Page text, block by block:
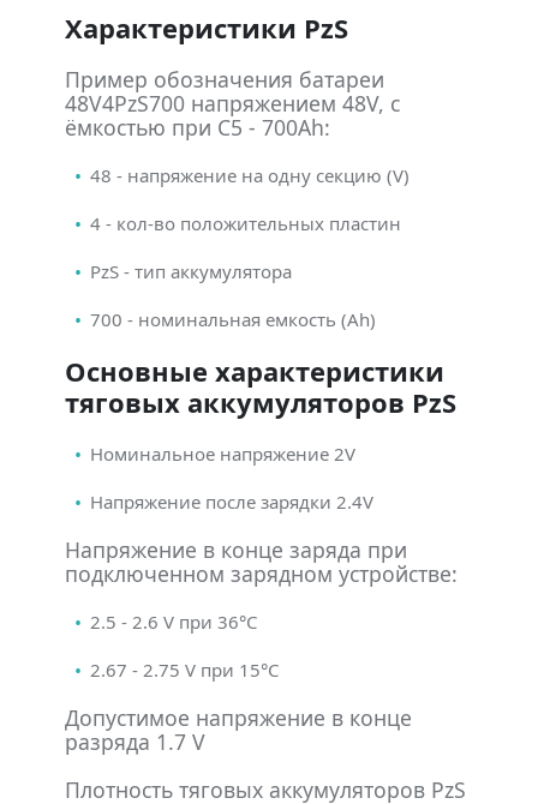
Характеристики PzS
Пример обозначения батареи
48V4PzS700 напряжением 48V, с
ёмкостью при C5 - 700Ah:
48 - напряжение на одну секцию (V)
4 - кол-во положительных пластин
PzS - тип аккумулятора
700 - номинальная емкость (Ah)
Основные характеристики
тяговых аккумуляторов PzS
Номинальное напряжение 2V
Напряжение после зарядки 2.4V
Напряжение в конце заряда при
подключенном зарядном устройстве:
2.5 - 2.6 V при 36°С
2.67 - 2.75 V при 15°С
Допустимое напряжение в конце
разряда 1.7 V
Плотность тяговых аккумуляторов PzS